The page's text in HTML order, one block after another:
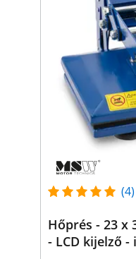
(4)
Hőprés - 23 x
- LCD kijelző -